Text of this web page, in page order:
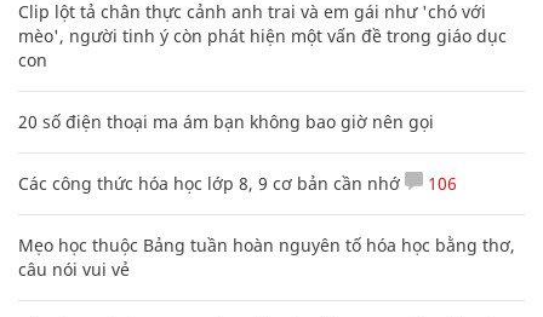
Clip lột tả chân thực cảnh anh trai và em gái như 'chó với
mèo', người tinh ý còn phát hiện một vấn đề trong giáo dục
con
20 số điện thoại ma ám bạn không bao giờ nên gọi
Các công thức hóa học lớp 8, 9 cơ bản cần nhớ 106
Mẹo học thuộc Bảng tuần hoàn nguyên tố hóa học bằng thơ,
câu nói vui vẻ